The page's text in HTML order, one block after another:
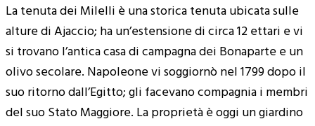
La tenuta dei Milelli è una storica tenuta ubicata sulle
alture di Ajaccio; ha un’estensione di circa 12 ettari e vi
si trovano l’antica casa di campagna dei Bonaparte e un
olivo secolare. Napoleone vi soggiornò nel 1799 dopo il
suo ritorno dall’Egitto; gli facevano compagnia i membri
del suo Stato Maggiore. La proprietà è oggi un giardino